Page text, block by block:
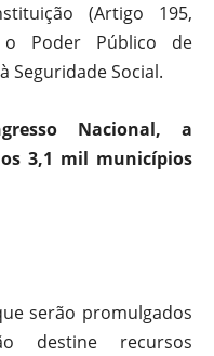
(Artigo 195,
Poder Público de
Seguridade Social.
Nacional, a
3,1 mil municípios
serão promulgados
destine recursos